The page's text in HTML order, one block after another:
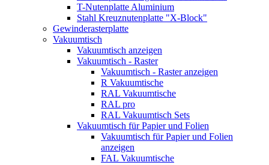
T-Nutenplatte Aluminium
Stahl Kreuznutenplatte "X-Block"
Gewinderasterplatte
Vakuumtisch
Vakuumtisch anzeigen
Vakuumtisch - Raster
Vakuumtisch - Raster anzeigen
R Vakuumtische
RAL Vakuumtische
RAL pro
RAL Vakuumtisch Sets
Vakuumtisch für Papier und Folien
Vakuumtisch für Papier und Folien
anzeigen
FAL Vakuumtische